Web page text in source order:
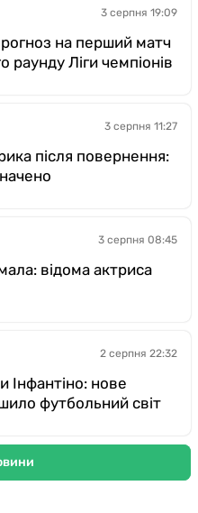
3 серпня 19:09
на перший матч
раунду Ліги чемпіонів
3 серпня 11:27
після повернення:
3 серпня 08:45
відома актриса
2 серпня 22:32
Інфантіно: нове
футбольний світ